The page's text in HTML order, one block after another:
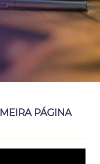
PÁGINA